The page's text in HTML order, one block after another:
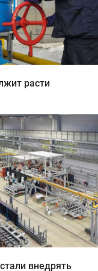
расти
внедрять